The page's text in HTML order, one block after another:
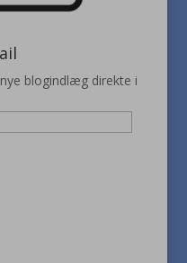
blogindlæg direkte i